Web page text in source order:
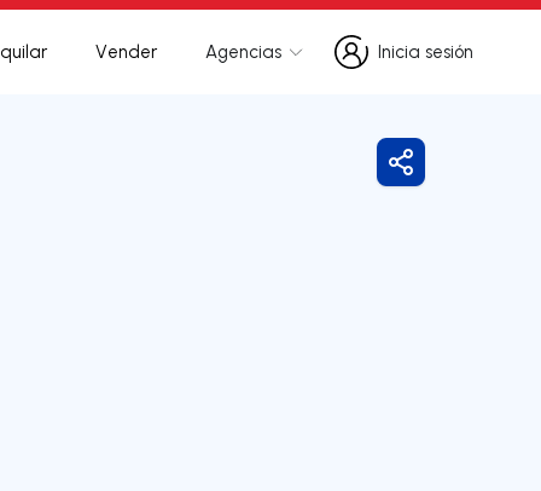
Vender Agencias
Inicia sesión
Inicia sesión
Compartir